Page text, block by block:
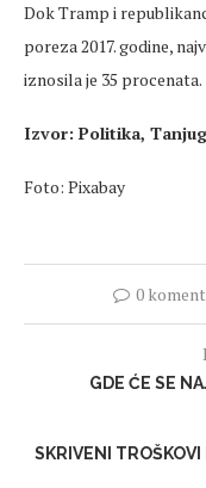
Dok Tramp i
poreza 2017. godine,
iznosila je 35 procenata.
Izvor: Politika,
Foto: Pixabay
0
GDE ĆE SE
SKRIVENI